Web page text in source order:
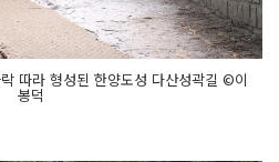
따라 형성된 한양도성 다산성곽길 ©이
봉덕